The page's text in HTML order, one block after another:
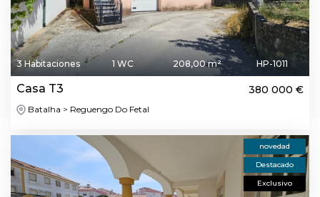
3 Habitaciones 1 WC 208,00 m² HP-1011
Casa T3 380 000 €
Batalha > Reguengo Do Fetal
novedad
Destacado
Exclusivo